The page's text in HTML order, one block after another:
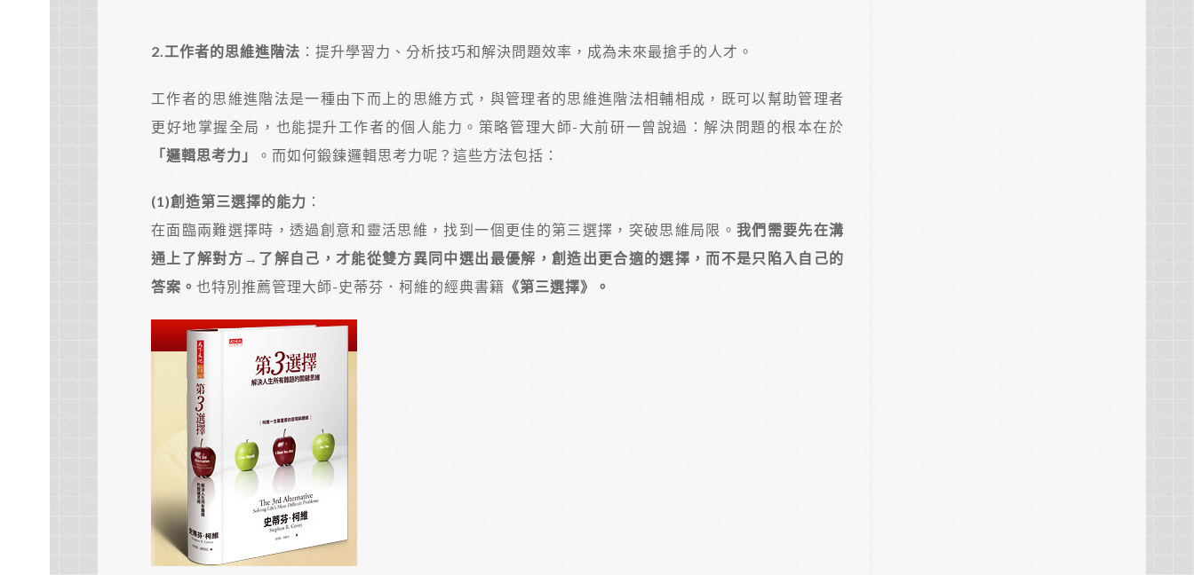
2.工作者的思維進階法 ：提升學習力、分析技巧和解決問題效率，成為未來最搶手的人才。
工作者的思維進階法是一種由下而上的思維方式，與管理者的思維進階法相輔相成，既可以幫助管理者
更好地掌握全局，也能提升工作者的個人能力。策略管理大師-大前研一曾說過：解決問題的根本在於
「邏輯思考力」
。而如何鍛鍊邏輯思考力呢？這些方法包括：
(1)創造第三選擇的能力 ：
在面臨兩難選擇時，透過創意和靈活思維，找到一個更佳的第三選擇，突破思維局限。 我們需要先在溝
通上了解對方→了解自己，才能從雙方異同中選出最優解，創造出更合適的選擇，而不是只陷入自己的
答案。 也特別推薦管理大師-史蒂芬．柯維的經典書籍 《第三選擇》。